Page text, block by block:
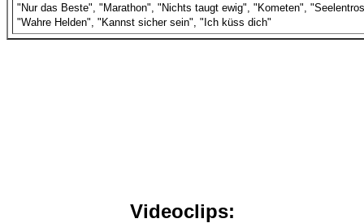
"Nur das Beste", "Marathon", "Nichts taugt ewig", "Kometen",
"Wahre Helden", "Kannst sicher sein", "Ich küss dich"
Videoclips: